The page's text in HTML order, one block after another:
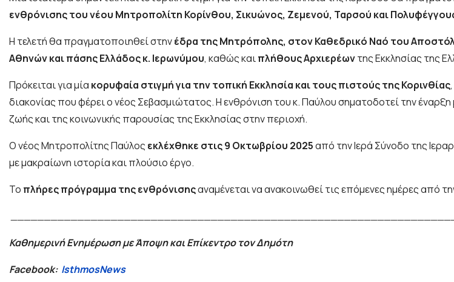
ενθρόνισης του νέου Μητροπολίτη Κορίνθου, Σικυώνος, Ζεμενού, Ταρσού και
Η τελετή θα πραγματοποιηθεί στηνέδρα της Μητρόπολης, στον Καθεδρικό Ναό του
Αθηνών και πάσης Ελλάδος κ. Ιερωνύμου, καθώς καιπλήθους Αρχιερέωντης Εκκλησίας της
Πρόκειται για μία κορυφαία στιγμή για την τοπική Εκκλησία και τους πιστούς της Κορινθίας
διακονίας που φέρει ο νέος Σεβασμιώτατος. Η ενθρόνιση του κ. Παύλου σηματοδοτεί την
ζωής και της κοινωνικής παρουσίας της Εκκλησίας στην περιοχή.
Ο νέος Μητροπολίτης Παύλος εκλέχθηκε στις 9 Οκτωβρίου 2025από την Ιερά Σύνοδο της
με μακραίωνη ιστορία και πλούσιο έργο.
Το πλήρες πρόγραμμα της ενθρόνισηςαναμένεται να ανακοινωθεί τις επόμενες ημέρες από
Καθημερινή Ενημέρωση με Άποψη και Επίκεντρο τον Δημότη
Facebook: IsthmosNews